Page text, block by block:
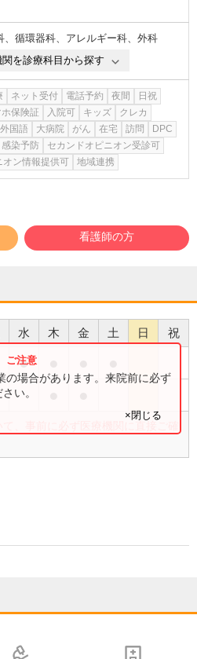
、 循環器科、 アレルギー科、 外科
を診療科目から探す
ネット受付 電話予約 夜間
日祝
保険証 入院可 キッズ
クレカ
外国語 大病院 がん 在宅 訪問
DPC
感染予防
セカンドオピニオン受診可
オン情報提供可
地域連携
看護師の方
水 木 金 土 日 祝
●
、事前に必ず医療機関に直接ご確
の場合があります。来院前に必ず
い。
×閉じる